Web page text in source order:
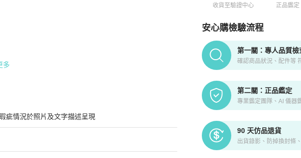
收貨至驗證中心 正品鑑定
安心購檢驗流程
PopChill拍拍圈正品驗證、
第一關：專人品質檢
確認商品狀況、配件等
第二關：正品鑑定
專業鑑定團隊、AI 儀器
90 天仿品退貨
出貨錄影、防掉換封條
皮 帆布 手提包 大號 單肩 經典老花紋 Etoile Exotic Tote Bag GM Python,Ostrich and
多
疵情況於照片及文字描述呈現